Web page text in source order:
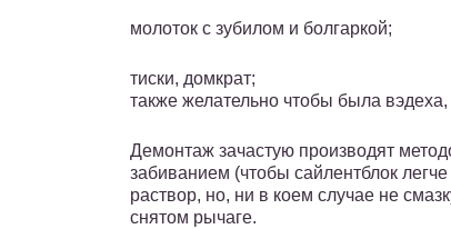
молоток с зубилом и болгаркой;
тиски, домкрат;
также желательно чтобы была
Демонтаж зачастую производят
забиванием (чтобы сайлентблок
раствор, но, ни в коем случае не
снятом рычаге.